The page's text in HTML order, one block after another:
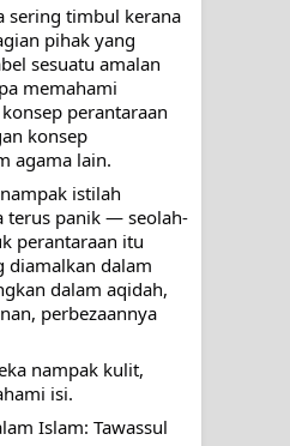
DIRI
TINGKAT TINGGI
tapi belum benar-benar
SUFI, YANG BACAAN
TIDAK
SINGA PUN TUNDUK
sering timbul kerana
pihak yang
sesuatu amalan
memahami
perantaraan
konsep
agama lain.
istilah
terus panik — seolah-
perantaraan itu
diamalkan dalam
dalam aqidah,
perbezaannya
nampak kulit,
isi.
Islam: Tawassul